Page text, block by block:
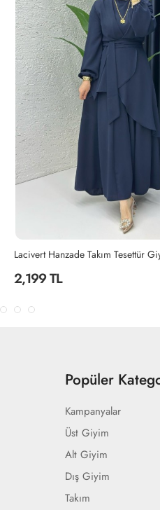
Siyah Ayperi Elbise Tesettür Giyim
1,499 TL
Popüler
Kampanyalar
Üst Giyim
Alt Giyim
Dış Giyim
Takım